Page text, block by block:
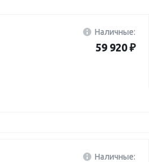
Наличные:
59 920 ₽
Наличные: